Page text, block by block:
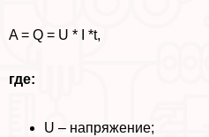
A = Q = U * I *t,
где:
U – напряжение;